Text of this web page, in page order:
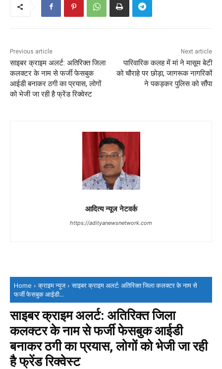
Previous article
साइबर क्राइम अलर्ट: अतिरिक्त जिला
कलक्टर के नाम से फर्जी फेसबुक
आईडी बनाकर ठगी का प्रयास, लोगों
को भेजी जा रही है फ्रेंड रिक्वेस्ट
Next article
पारिवारिक कलह में मां ने मासूम बेटी
को चौराहे पर छोड़ा, जागरूक नागरिकों
ने पकड़कर पुलिस को सौंपा
आदित्य न्यूज नेटवर्क
https://adityanewsnetwork.com